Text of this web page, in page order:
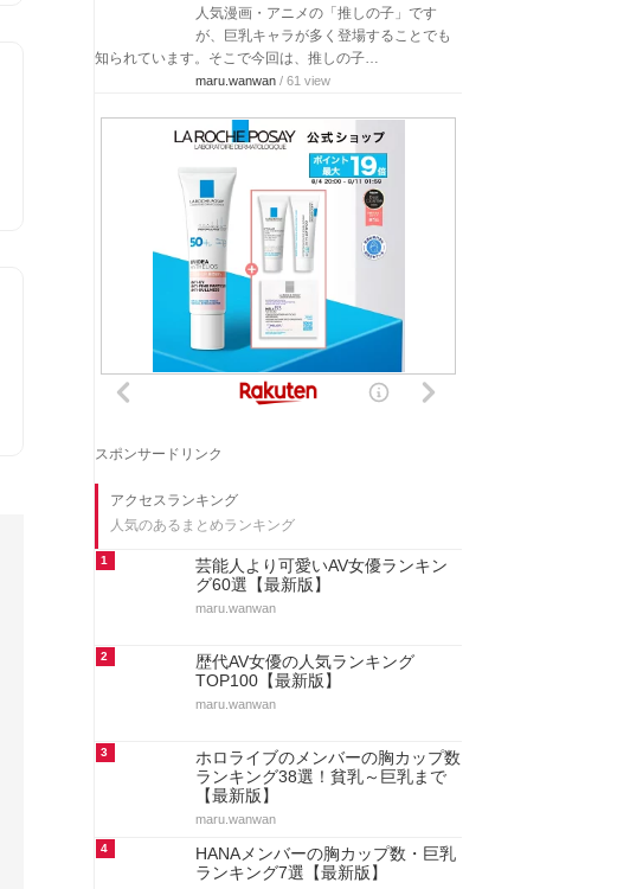
人気漫画・アニメの「推しの子」です
が、巨乳キャラが多く登場することでも
知られています。そこで今回は、推しの子…
maru.wanwan / 61 view
スポンサードリンク
アクセスランキング
人気のあるまとめランキング
1
芸能人より可愛いAV女優ランキン
グ60選【最新版】
maru.wanwan
2
歴代AV女優の人気ランキング
TOP100【最新版】
maru.wanwan
3
ホロライブのメンバーの胸カップ数
ランキング38選！貧乳～巨乳まで
【最新版】
maru.wanwan
4
HANAメンバーの胸カップ数・巨乳
ランキング7選【最新版】